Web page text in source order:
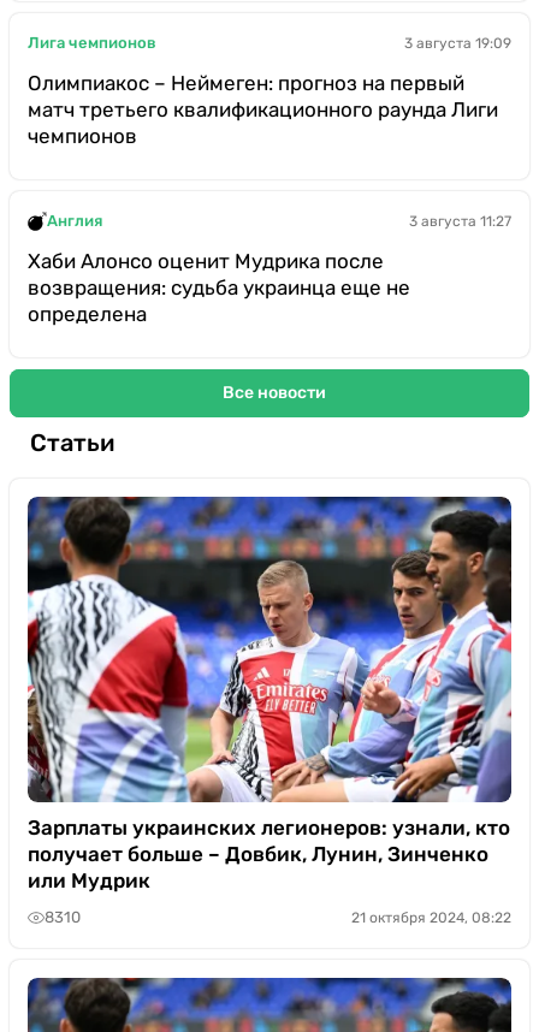
Лига чемпионов 3 августа 19:09
Олимпиакос – Неймеген: прогноз на первый
матч третьего квалификационного раунда Лиги
чемпионов
Англия 3 августа 11:27
Хаби Алонсо оценит Мудрика после
возвращения: судьба украинца еще не
определена
Все новости
Статьи
Зарплаты украинских легионеров: узнали, кто
получает больше – Довбик, Лунин, Зинченко
или Мудрик
8310 21 октября 2024, 08:22